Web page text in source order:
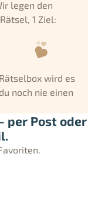
legen den
1 Ziel:
wird es
noch nie einen
per Post oder